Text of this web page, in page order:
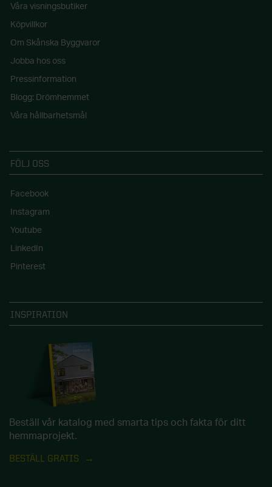
Våra visningsbutiker
Köpvillkor
Om Skånska Byggvaror
Jobba hos oss
Pressinformation
Blogg: Drömhemmet
Våra hållbarhetsmål
FÖLJ OSS
Facebook
Instagram
Youtube
LinkedIn
Pinterest
INSPIRATION
Beställ vår katalog med smarta tips och fakta för ditt
hemmaprojekt.
BESTÄLL GRATIS